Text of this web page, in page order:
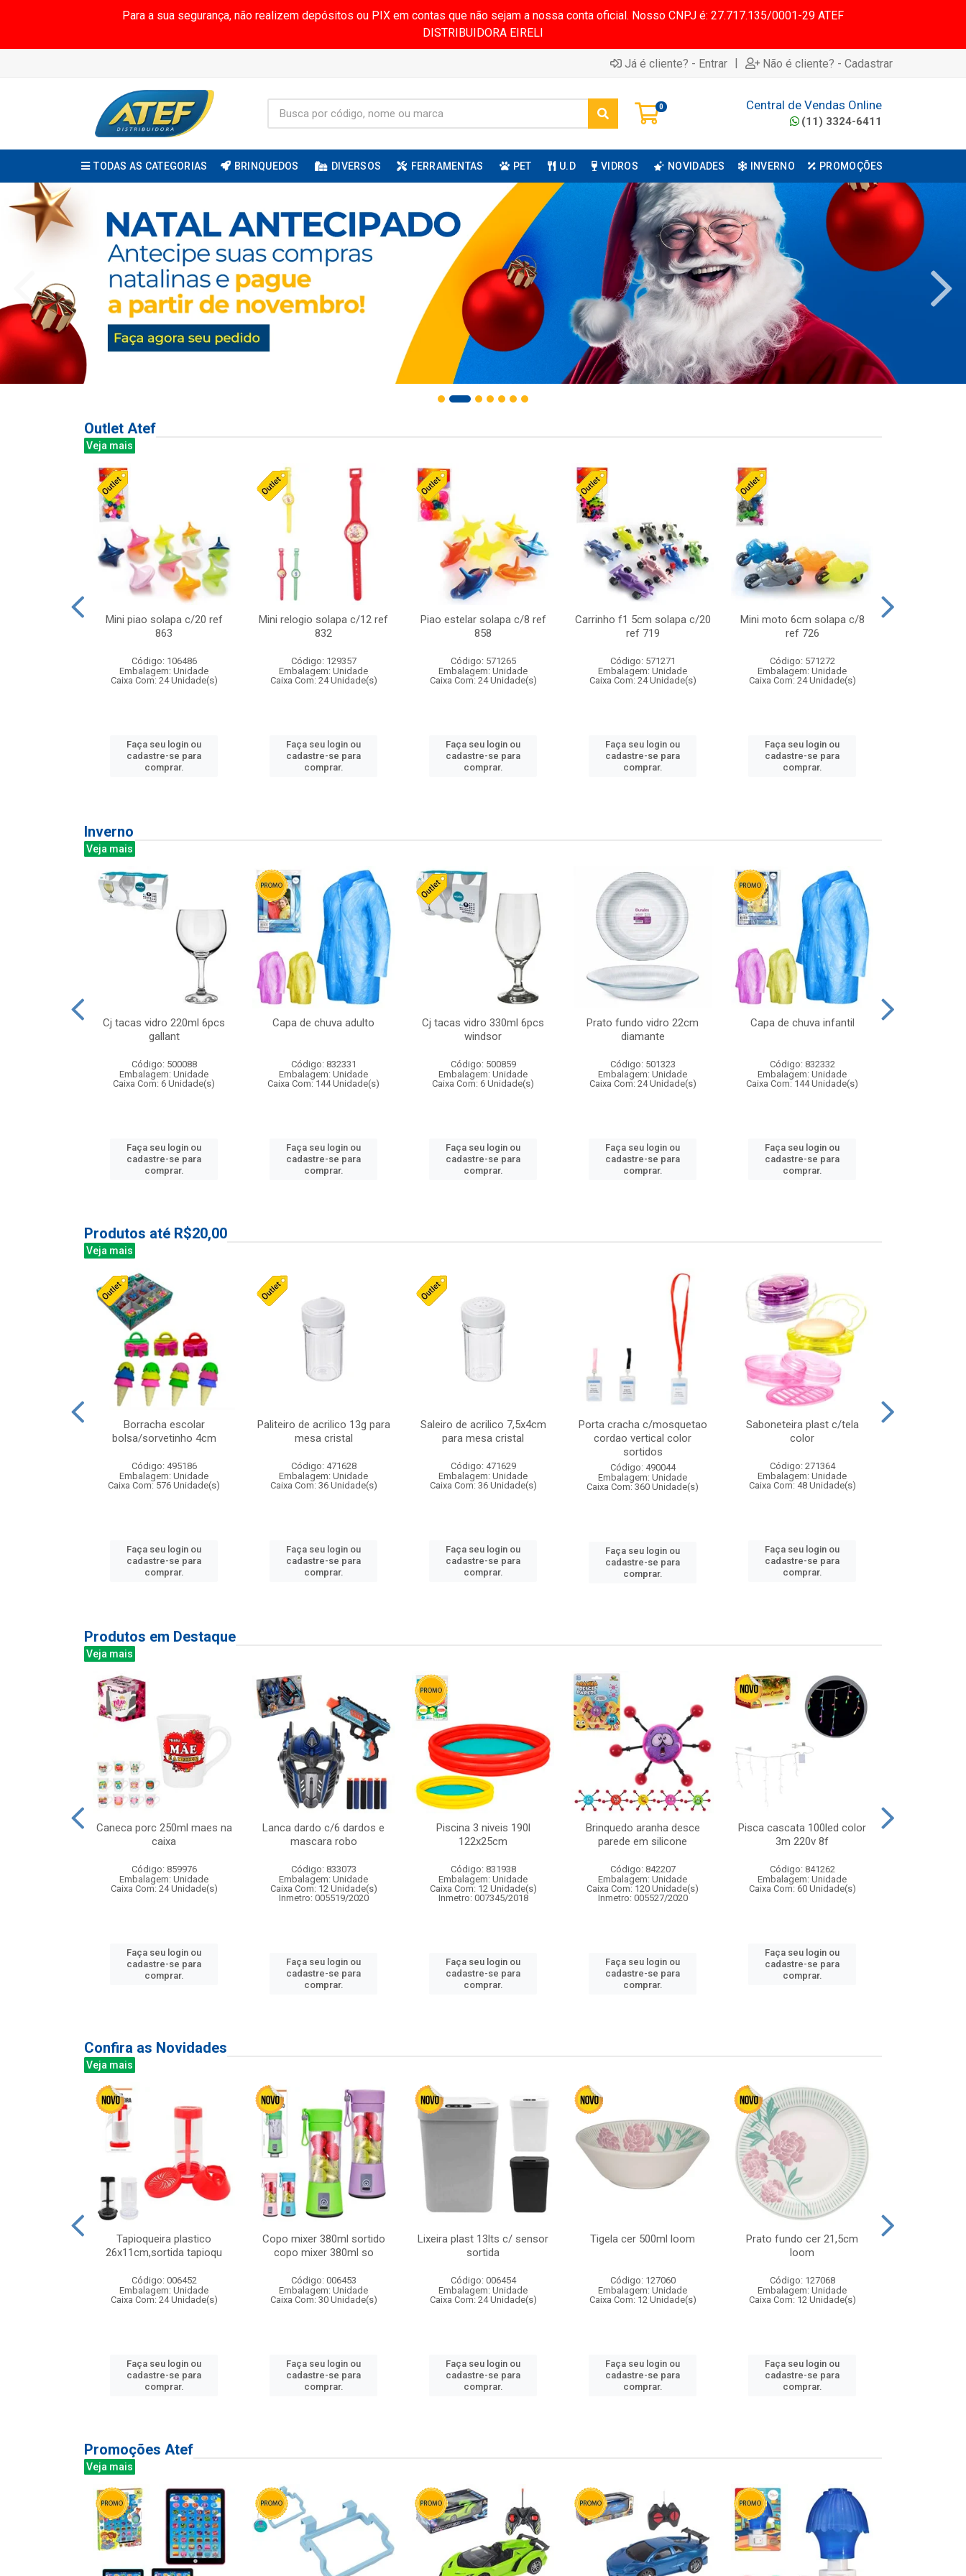
Para a sua segurança, não realizem depósitos ou PIX em contas que não sejam a nossa conta oficial. Nosso CNPJ é: 27.717.135/0001-29 ATEF
DISTRIBUIDORA EIRELI
Já é cliente? - Entrar | Não é cliente? - Cadastrar
0 Central de Vendas Online
(11) 3324-6411
TODAS AS CATEGORIAS BRINQUEDOS DIVERSOS FERRAMENTAS PET U.D VIDROS NOVIDADES INVERNO PROMOÇÕES
Outlet Atef
Veja mais
Mini piao solapa c/20 ref
863
Código: 106486
Embalagem: Unidade
Caixa Com: 24 Unidade(s)
Faça seu login ou
cadastre-se para
comprar.
Mini relogio solapa c/12 ref
832
Código: 129357
Embalagem: Unidade
Caixa Com: 24 Unidade(s)
Faça seu login ou
cadastre-se para
comprar.
Piao estelar solapa c/8 ref
858
Código: 571265
Embalagem: Unidade
Caixa Com: 24 Unidade(s)
Faça seu login ou
cadastre-se para
comprar.
Carrinho f1 5cm solapa c/20
ref 719
Código: 571271
Embalagem: Unidade
Caixa Com: 24 Unidade(s)
Faça seu login ou
cadastre-se para
comprar.
Mini moto 6cm solapa c/8
ref 726
Código: 571272
Embalagem: Unidade
Caixa Com: 24 Unidade(s)
Faça seu login ou
cadastre-se para
comprar.
Inverno
Veja mais
Cj tacas vidro 220ml 6pcs
gallant
Código: 500088
Embalagem: Unidade
Caixa Com: 6 Unidade(s)
Faça seu login ou
cadastre-se para
comprar.
Capa de chuva adulto
Código: 832331
Embalagem: Unidade
Caixa Com: 144 Unidade(s)
Faça seu login ou
cadastre-se para
comprar.
Cj tacas vidro 330ml 6pcs
windsor
Código: 500859
Embalagem: Unidade
Caixa Com: 6 Unidade(s)
Faça seu login ou
cadastre-se para
comprar.
Prato fundo vidro 22cm
diamante
Código: 501323
Embalagem: Unidade
Caixa Com: 24 Unidade(s)
Faça seu login ou
cadastre-se para
comprar.
Capa de chuva infantil
Código: 832332
Embalagem: Unidade
Caixa Com: 144 Unidade(s)
Faça seu login ou
cadastre-se para
comprar.
Produtos até R$20,00
Veja mais
Borracha escolar
bolsa/sorvetinho 4cm
Código: 495186
Embalagem: Unidade
Caixa Com: 576 Unidade(s)
Faça seu login ou
cadastre-se para
comprar.
Paliteiro de acrilico 13g para
mesa cristal
Código: 471628
Embalagem: Unidade
Caixa Com: 36 Unidade(s)
Faça seu login ou
cadastre-se para
comprar.
Saleiro de acrilico 7,5x4cm
para mesa cristal
Código: 471629
Embalagem: Unidade
Caixa Com: 36 Unidade(s)
Faça seu login ou
cadastre-se para
comprar.
Porta cracha c/mosquetao
cordao vertical color
sortidos
Código: 490044
Embalagem: Unidade
Caixa Com: 360 Unidade(s)
Faça seu login ou
cadastre-se para
comprar.
Saboneteira plast c/tela
color
Código: 271364
Embalagem: Unidade
Caixa Com: 48 Unidade(s)
Faça seu login ou
cadastre-se para
comprar.
Produtos em Destaque
Veja mais
Caneca porc 250ml maes na
caixa
Código: 859976
Embalagem: Unidade
Caixa Com: 24 Unidade(s)
Faça seu login ou
cadastre-se para
comprar.
Lanca dardo c/6 dardos e
mascara robo
Código: 833073
Embalagem: Unidade
Caixa Com: 12 Unidade(s)
Inmetro: 005519/2020
Faça seu login ou
cadastre-se para
comprar.
Piscina 3 niveis 190l
122x25cm
Código: 831938
Embalagem: Unidade
Caixa Com: 12 Unidade(s)
Inmetro: 007345/2018
Faça seu login ou
cadastre-se para
comprar.
Brinquedo aranha desce
parede em silicone
Código: 842207
Embalagem: Unidade
Caixa Com: 120 Unidade(s)
Inmetro: 005527/2020
Faça seu login ou
cadastre-se para
comprar.
Pisca cascata 100led color
3m 220v 8f
Código: 841262
Embalagem: Unidade
Caixa Com: 60 Unidade(s)
Faça seu login ou
cadastre-se para
comprar.
Confira as Novidades
Veja mais
Tapioqueira plastico
26x11cm,sortida tapioqu
Código: 006452
Embalagem: Unidade
Caixa Com: 24 Unidade(s)
Faça seu login ou
cadastre-se para
comprar.
Copo mixer 380ml sortido
copo mixer 380ml so
Código: 006453
Embalagem: Unidade
Caixa Com: 30 Unidade(s)
Faça seu login ou
cadastre-se para
comprar.
Lixeira plast 13lts c/ sensor
sortida
Código: 006454
Embalagem: Unidade
Caixa Com: 24 Unidade(s)
Faça seu login ou
cadastre-se para
comprar.
Tigela cer 500ml loom
Código: 127060
Embalagem: Unidade
Caixa Com: 12 Unidade(s)
Faça seu login ou
cadastre-se para
comprar.
Prato fundo cer 21,5cm
loom
Código: 127068
Embalagem: Unidade
Caixa Com: 12 Unidade(s)
Faça seu login ou
cadastre-se para
comprar.
Promoções Atef
Veja mais